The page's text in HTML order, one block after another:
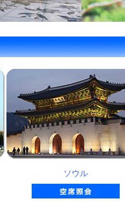
ソウル